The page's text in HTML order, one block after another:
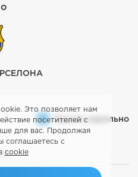
Просто идеально
Это позволяет нам
посетителей с
для вас. Продолжая
соглашаетесь с
cookie